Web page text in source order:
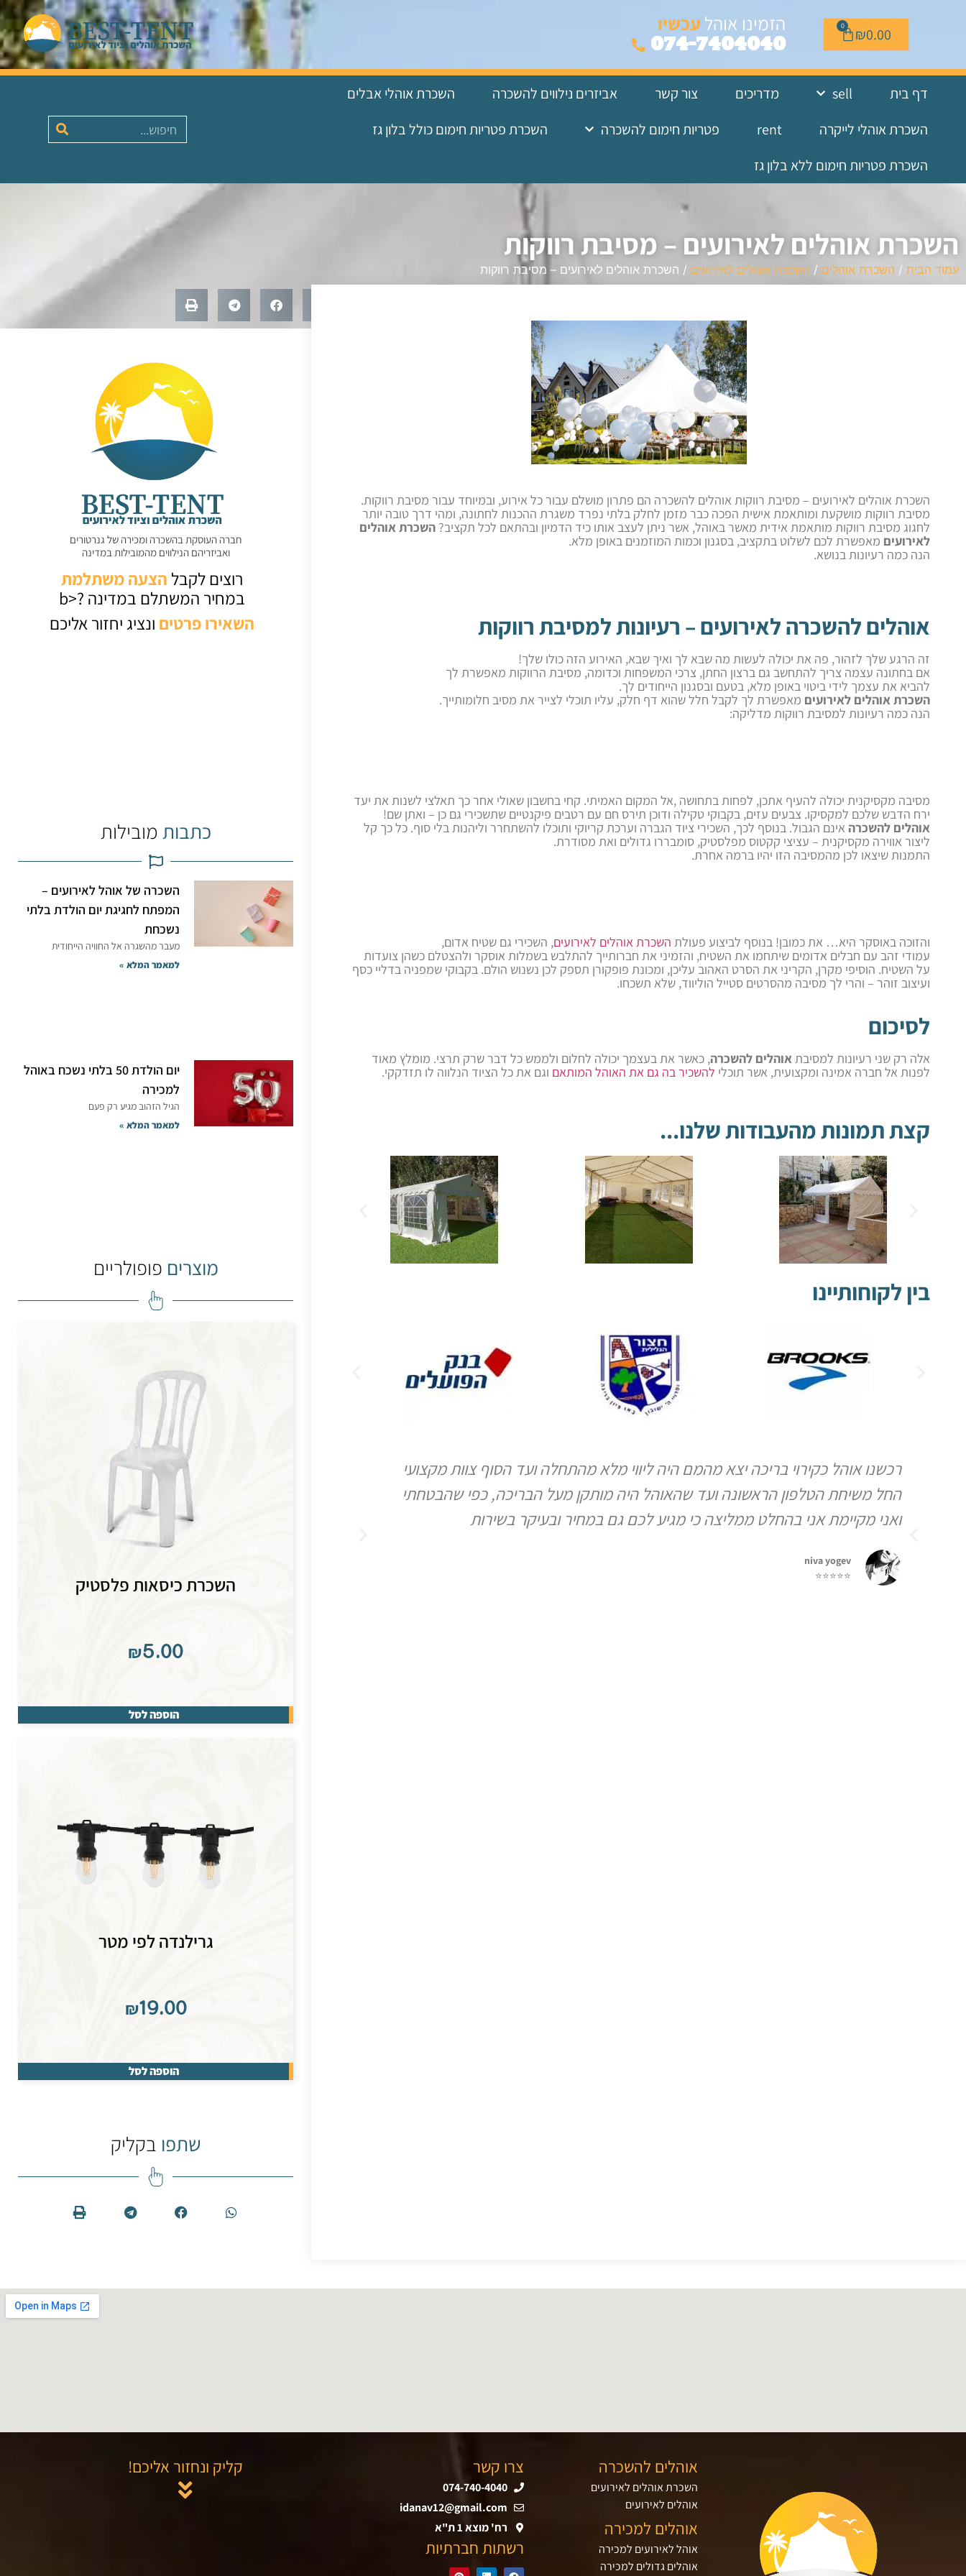
₪0.00
0 הזמינו אוהל עכשיו
074-7404040
דף בית sell מדריכים צור קשר אביזרים נילווים להשכרה
השכרת אוהלי אבלים
השכרת אוהלי לייקרה
rent פטריות חימום להשכרה
השכרת פטריות חימום כולל בלון גז
השכרת פטריות חימום ללא בלון גז
השכרת אוהלים לאירועים – מסיבת רווקות
עמוד הבית / השכרת אוהלים / השכרת אוהלים לאירועים / השכרת אוהלים לאירועים – מסיבת רווקות
השכרת אוהלים לאירועים – מסיבת רווקות אוהלים להשכרה הם פתרון מושלם עבור כל אירוע, ובמיוחד עבור מסיבת רווקות.
מסיבת רווקות מושקעת ומותאמת אישית הפכה כבר מזמן לחלק בלתי נפרד משגרת ההכנות לחתונה, ומהי דרך טובה יותר
לחגוג מסיבת רווקות מותאמת אידית מאשר באוהל, אשר ניתן לעצב אותו כיד הדמיון ובהתאם לכל תקציב? השכרת אוהלים
לאירועים מאפשרת לכם לשלוט בתקציב, בסגנון וכמות המוזמנים באופן מלא.
הנה כמה רעיונות בנושא.
אוהלים להשכרה לאירועים – רעיונות למסיבת רווקות
זה הרגע שלך לזהור, פה את יכולה לעשות מה שבא לך ואיך שבא, האירוע הזה כולו שלך!
אם בחתונה עצמה צריך להתחשב גם ברצון החתן, צרכי המשפחות וכדומה, מסיבת הרווקות מאפשרת לך
להביא את עצמך לידי ביטוי באופן מלא, בטעם ובסגנון הייחודים לך.
השכרת אוהלים לאירועים מאפשרת לך לקבל חלל שהוא דף חלק, עליו תוכלי לצייר את מסיב חלומותייך.
הנה כמה רעיונות למסיבת רווקות מדליקה:
מסיבה מקסיקנית יכולה להעיף אתכן, לפחות בתחושה ,אל המקום האמיתי. קחי בחשבון שאולי אחר כך תאלצי לשנות את יעד
ירח הדבש שלכם למקסיקו. צבעים עזים, בקבוקי טקילה ודוכן תירס חם עם רטבים פיקנטיים שתשכירי גם כן – ואתן שם!
אוהלים להשכרה אינם הגבול. בנוסף לכך, השכירי ציוד הגברה וערכת קריוקי ותוכלו להשתחרר וליהנות בלי סוף. כל כך קל
ליצור אווירה מקסיקנית – עציצי קקטוס מפלסטיק, סומבררו גדולים ואת מסודרת.
התמנות שיצאו לכן מהמסיבה הזו יהיו ברמה אחרת.
והזוכה באוסקר היא… את כמובן! בנוסף לביצוע פעולת השכרת אוהלים לאירועים, השכירי גם שטיח אדום,
עמודי זהב עם חבלים אדומים שיתחמו את השטיח, והזמיני את חברותייך להתלבש בשמלות אוסקר ולהצטלם כשהן צועדות
על השטיח. הוסיפי מקרן, הקריני את הסרט האהוב עליכן, ומכונת פופקורן תספק לכן נשנוש הולם. בקבוקי שמפניה בדליי כסף
ועיצוב זוהר – והרי לך מסיבה מהסרטים סטייל הוליווד, שלא תשכחו.
לסיכום
אלה רק שני רעיונות למסיבתאוהלים להשכרה, כאשר את בעצמך יכולה לחלום ולממש כל דבר שרק תרצי. מומלץ מאוד
לפנות אל חברה אמינה ומקצועית, אשר תוכלי להשכיר בה גם את האוהל המותאם וגם את כל הציוד הנלווה לו תזדקקי.
קצת תמונות מהעבודות שלנו...
בין לקוחותיינו
רכשנו אוהל כקירוי בריכה יצא מהמם היה ליווי מלא מהתחלה ועד הסוף צוות מקצועי
החל משיחת הטלפון הראשונה ועד שהאוהל היה מותקן מעל הבריכה, כפי שהבטחתי
ואני מקיימת אני בהחלט ממליצה כי מגיע לכם גם במחיר ובעיקר בשירות
niva yogev
⭐⭐⭐⭐⭐
חברה העוסקת בהשכרה ומכירה של גנרטורים
ואביזריהם הנילווים מהמובילות במדינה
רוצים לקבל הצעה משתלמת
במחיר המשתלם במדינה ?<b
השאירופרטים ונציג יחזור אליכם
כתבות מובילות
השכרה של אוהל לאירועים –
המפתח לחגיגת יום הולדת בלתי
נשכחת
מעבר מהשגרה אל החוויה הייחודית
למאמר המלא »
יום הולדת 50 בלתי נשכח באוהל
למכירה
הגיל הזהוב מגיע רק פעם
למאמר המלא »
מוצרים פופולריים
השכרת כיסאות פלסטיק
₪5.00
הוספה לסל
גרילנדה לפי מטר
₪19.00
הוספה לסל
שתפו בקליק
אוהלים להשכרה
השכרת אוהלים לאירועים
אוהלים לאירועים
אוהלים למכירה
אוהל לאירועים למכירה
אוהלים גדולים למכירה
צרו קשר
074-740-4040
idanav12@gmail.com
רח' מוצא 1 ת"א
רשתות חברתיות
קליק ונחזור אליכם!